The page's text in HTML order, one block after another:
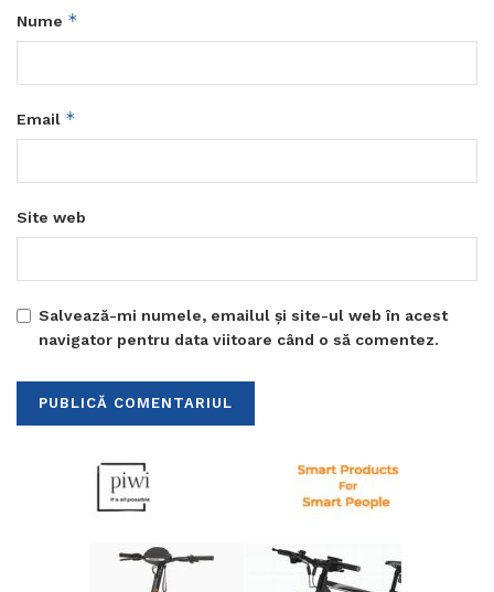
Nume *
Email *
Site web
Salvează-mi numele, emailul și site-ul web în acest
navigator pentru data viitoare când o să comentez.